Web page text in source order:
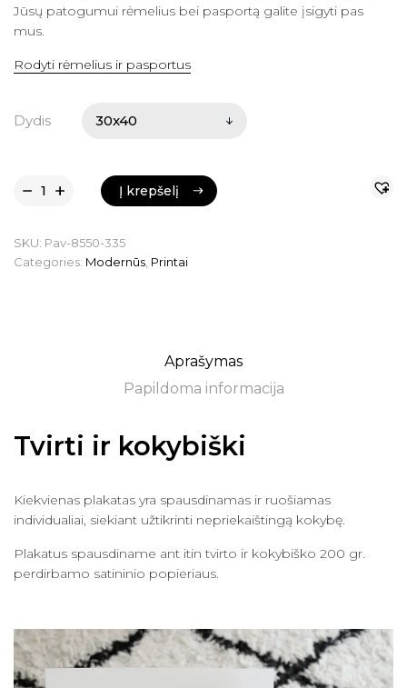
Jūsų patogumui rėmelius bei pasportą galite įsigyti pas
mus.
Rodyti rėmelius ir pasportus
Dydis
Į krepšelį
Į krepšelį
SKU: Pav-8550-335
Categories: Modernūs Printai
Aprašymas
Papildoma informacija
Tvirti ir kokybiški
Kiekvienas plakatas yra spausdinamas ir ruošiamas
individualiai, siekiant užtikrinti nepriekaištingą kokybę.
Plakatus spausdiname ant itin tvirto ir kokybiško 200 gr.
perdirbamo satininio popieriaus.